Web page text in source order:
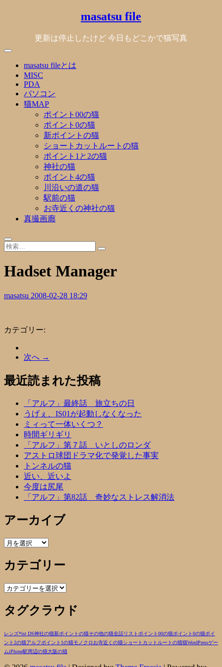
masatsu file
更新は停止したけど 今日もどこかで猫写真
masatsu fileとは
MISC
PDA
パソコン
猫MAP
ポイント00の猫
ポイント0の猫
新ポイントの猫
ショートカットルートの猫
ポイント1と2の猫
神社の猫
ポイント4の猫
川沿いの道の猫
駅前の猫
お寺近くの神社の猫
真撮画廊
Hadset Manager
masatsu 2008-02-28 18:29
カテゴリー:
次へ →
最近読まれた投稿
「アルフ」最終話 旅立ちの日
うげぇ、IS01が起動しなくなった
ミィって一体いくつ？
時間ギリギリ
「アルフ」第７話 いとしのロンダ
アストロ球団ドラマ化で発覚した事実
トンネルの猫
近い、近いよ
今度は尻尾
「アルフ」第82話 奇妙なストレス解消法
アーカイブ
ア
カ
イ
ブ
カテゴリー
カ
ゴ
リ
タグクラウド
レンズ*ist DS神社の猫新ポイントの猫その他の猫全話リスト ポイント00の猫ポイント0の猫ポイ
ント2の猫アルフポイント1の猫モノクロ お寺近くの猫ショートカットルートの猫猫WordPressゲー
ムiPhone駅周辺の猫大阪の猫